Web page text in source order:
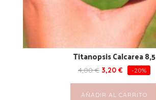
Titanopsis Calcarea 8,5
4,00€ 3,20 € -20%
AÑADIR AL CARRITO